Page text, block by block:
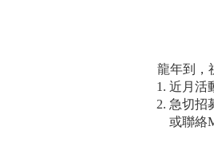
龍年到 ，
近月活
急切招
或聯絡